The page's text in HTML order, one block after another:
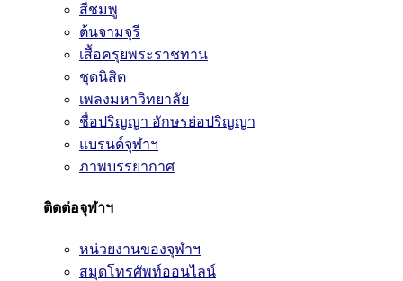
สีชมพู
ต้นจามจุรี
เสื้อครุยพระราชทาน
ชุดนิสิต
เพลงมหาวิทยาลัย
ชื่อปริญญา อักษรย่อปริญญา
แบรนด์จุฬาฯ
ภาพบรรยากาศ
ติดต่อจุฬาฯ
หน่วยงานของจุฬาฯ
สมุดโทรศัพท์ออนไลน์